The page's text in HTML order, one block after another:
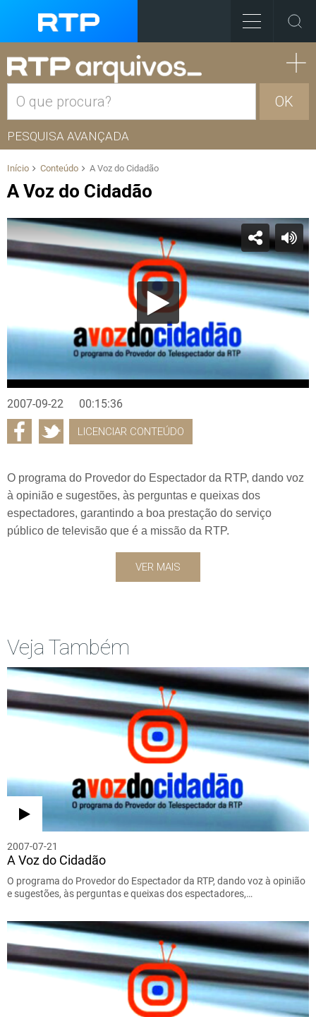
OK
PESQUISA AVANÇADA
Início Conteúdo A Voz do Cidadão
A Voz do Cidadão
2007-09-22 00:15:36
LICENCIAR CONTEÚDO
O programa do Provedor do Espectador da RTP, dando voz
à opinião e sugestões, às perguntas e queixas dos
espectadores, garantindo a boa prestação do serviço
público de televisão que é a missão da RTP.
VER MAIS
Veja Também
2007-07-21
A Voz do Cidadão
O programa do Provedor do Espectador da RTP, dando voz à opinião
e sugestões, às perguntas e queixas dos espectadores,…